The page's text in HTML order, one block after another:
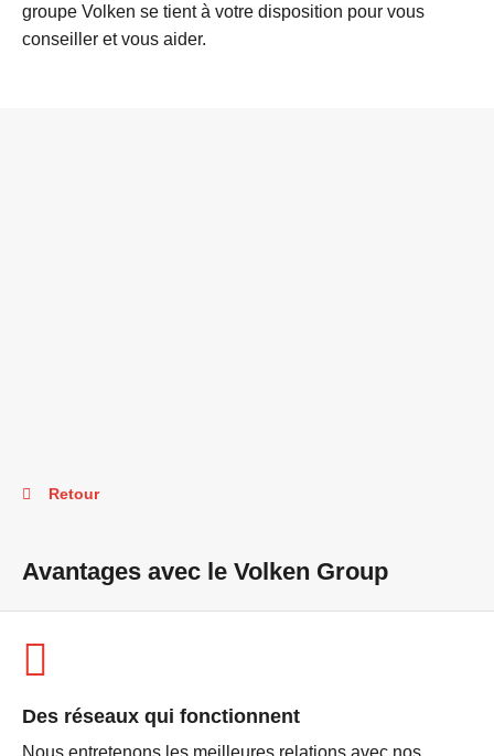
groupe Volken se tient à votre disposition pour vous
conseiller et vous aider.
Retour
Avantages avec le Volken Group
Des réseaux qui fonctionnent
Nous entretenons les meilleures relations avec nos